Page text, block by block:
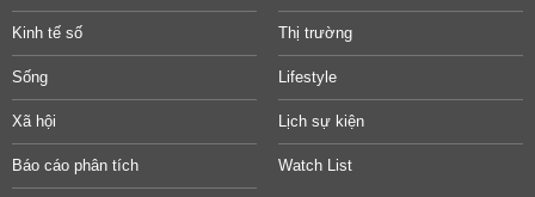
Kinh tế số Thị trường
Sống Lifestyle
Xã hội Lịch sự kiện
Báo cáo phân tích Watch List